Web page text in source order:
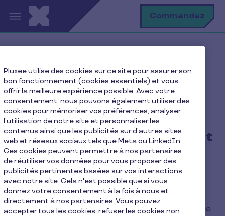
Aller au contenu principal Commandez
Trouvez la réponse à vos questions
Existe-t-il une loi régissant les chèques cadeaux ?
Existe-t-il une loi régissant
les chèques cadeaux ?
Il n’existe aucune loi qui régit actuellement
l’émission, le fonctionnement et l’utilisation du
chèque cadeau. En revanche, la chambre syndicale
Pluxee utilise des cookies sur ce site pour assurer son
bon fonctionnement (cookies essentiels) et vous
offrir la meilleure expérience possible. Avec votre
consentement, nous pouvons également utiliser des
cookies pour mémoriser vos préférences, analyser
l’utilisation de notre site et personnaliser les
contenus ainsi que les publicités sur d’autres sites
web et réseaux sociaux tels que Meta ou LinkedIn.
Ces cookies peuvent permettre à nos partenaires
de réutiliser vos données pour vous proposer des
publicités pertinentes basées sur vos interactions
avec notre site. Cela n'est possible que si vous
donnez votre consentement à la fois à nous et
directement à nos partenaires. Vous pouvez
accepter tous les cookies, refuser les cookies non